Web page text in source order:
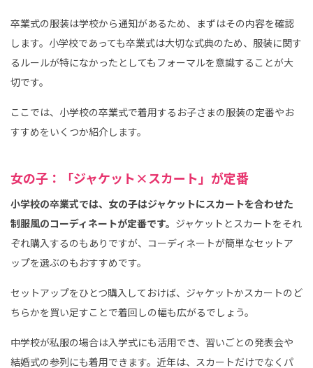
卒業式の服装は学校から通知があるため、まずはその内容を確認
します。小学校であっても卒業式は大切な式典のため、服装に関す
るルールが特になかったとしてもフォーマルを意識することが大
切です。
ここでは、小学校の卒業式で着用するお子さまの服装の定番やお
すすめをいくつか紹介します。
女の子：「ジャケット×スカート」が定番
小学校の卒業式では、女の子はジャケットにスカートを合わせた
制服風のコーディネートが定番です。 ジャケットとスカートをそれ
ぞれ購入するのもありですが、コーディネートが簡単なセットア
ップを選ぶのもおすすめです。
セットアップをひとつ購入しておけば、ジャケットかスカートのど
ちらかを買い足すことで着回しの幅も広がるでしょう。
中学校が私服の場合は入学式にも活用でき、習いごとの発表会や
結婚式の参列にも着用できます。近年は、スカートだけでなくパ